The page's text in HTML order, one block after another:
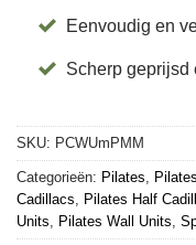
Eenvoudig en
Scherp geprijsd
SKU: PCWUmPMM
Categorieën: Pilates
Cadillacs
Pilates Half
Units
Pilates Wall Units